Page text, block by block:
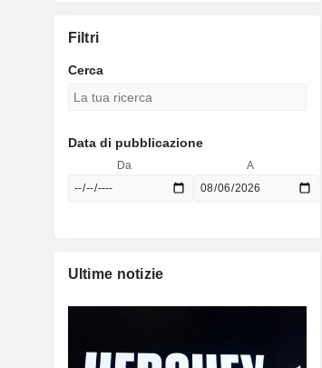
Filtri
Cerca
Data di pubblicazione
Da A
Ultime notizie